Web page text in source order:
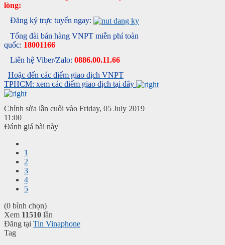
lòng:
Đăng ký trực tuyến ngay:
Tổng đài bán hàng VNPT miễn phí toàn
quốc: 18001166
Liên hệ Viber/Zalo: 0886.00.11.66
Hoặc đến các điểm giao dịch VNPT
TPHCM: xem các điểm giao dịch tại đây
Chỉnh sửa lần cuối vào Friday, 05 July 2019
11:00
Đánh giá bài này
1
2
3
4
5
(0 bình chọn)
Xem 11510 lần
Đăng tại Tin Vinaphone
Tag